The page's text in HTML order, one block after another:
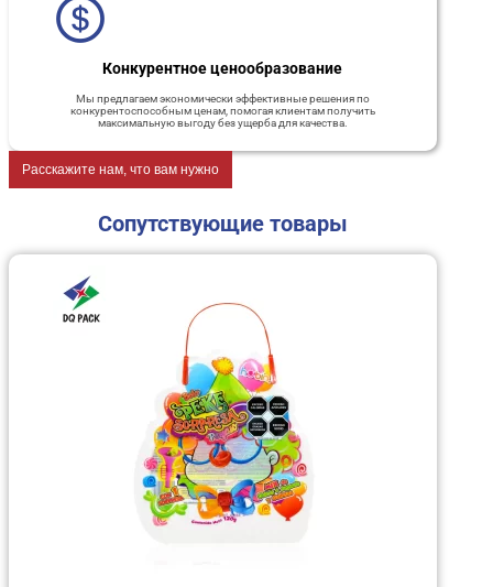
Конкурентное ценообразование
Мы предлагаем экономически эффективные решения по
конкурентоспособным ценам, помогая клиентам получить
максимальную выгоду без ущерба для качества.
Расскажите нам, что вам нужно
Сопутствующие товары